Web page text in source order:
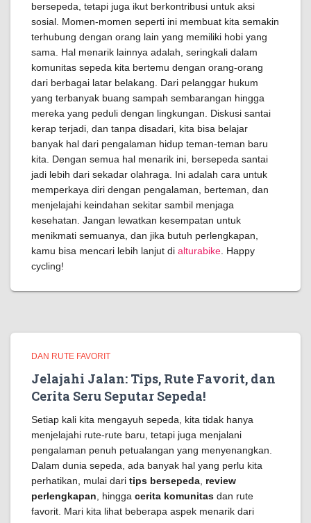
bersepeda, tetapi juga ikut berkontribusi untuk aksi
sosial. Momen-momen seperti ini membuat kita semakin
terhubung dengan orang lain yang memiliki hobi yang
sama. Hal menarik lainnya adalah, seringkali dalam
komunitas sepeda kita bertemu dengan orang-orang
dari berbagai latar belakang. Dari pelanggar hukum
yang terbanyak buang sampah sembarangan hingga
mereka yang peduli dengan lingkungan. Diskusi santai
kerap terjadi, dan tanpa disadari, kita bisa belajar
banyak hal dari pengalaman hidup teman-teman baru
kita. Dengan semua hal menarik ini, bersepeda santai
jadi lebih dari sekadar olahraga. Ini adalah cara untuk
memperkaya diri dengan pengalaman, berteman, dan
menjelajahi keindahan sekitar sambil menjaga
kesehatan. Jangan lewatkan kesempatan untuk
menikmati semuanya, dan jika butuh perlengkapan,
kamu bisa mencari lebih lanjut di alturabike . Happy
cycling!
DAN RUTE FAVORIT
Jelajahi Jalan: Tips, Rute Favorit, dan
Cerita Seru Seputar Sepeda!
Setiap kali kita mengayuh sepeda, kita tidak hanya
menjelajahi rute-rute baru, tetapi juga menjalani
pengalaman penuh petualangan yang menyenangkan.
Dalam dunia sepeda, ada banyak hal yang perlu kita
perhatikan, mulai dari tips bersepeda review
perlengkapan , hingga cerita komunitas dan rute
favorit. Mari kita lihat beberapa aspek menarik dari